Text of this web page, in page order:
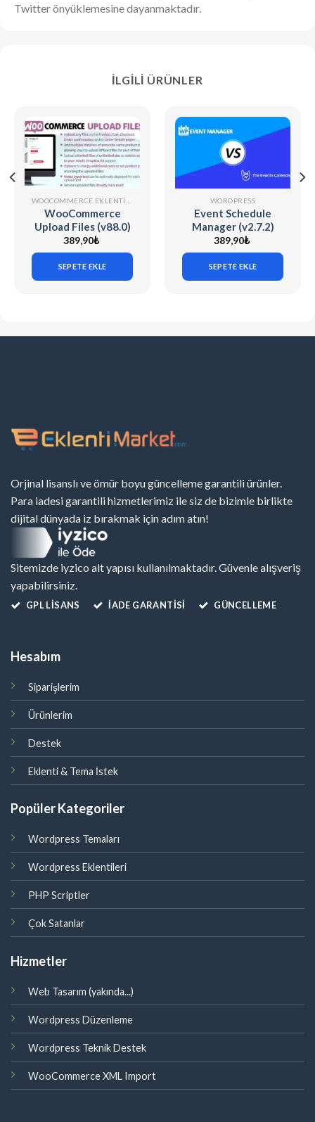
Twitter önyüklemesine dayanmaktadır.
İLGILI ÜRÜNLER
WooCommerce
Upload Files (v88.0)
389,90₺
SEPETE EKLE
WORDPRESS
Event Schedule
Manager (v2.7.2)
The Events
Calendar
389,90₺
SEPETE EKLE
Orjinal lisanslı ve ömür boyu güncelleme garantili ürünler.
Para iadesi garantili hizmetlerimiz ile siz de bizimle birlikte
dijital dünyada iz bırakmak için adım atın!
Sitemizde iyzico alt yapısı kullanılmaktadır. Güvenle alışveriş
yapabilirsiniz.
GPL LISANS İADE GARANTİSİ GÜNCELLEME
Hesabım
Siparişlerim
Ürünlerim
Destek
Eklenti & Tema İstek
Popüler Kategoriler
Wordpress Temaları
Wordpress Eklentileri
PHP Scriptler
Çok Satanlar
Hizmetler
Web Tasarım (yakında...)
Wordpress Düzenleme
Wordpress Teknik Destek
WooCommerce XML Import